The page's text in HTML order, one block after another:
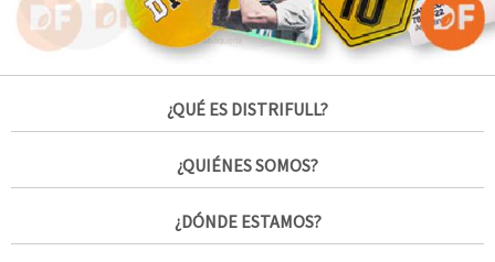
¿QUÉ ES DISTRIFULL?
¿QUIÉNES SOMOS?
¿DÓNDE ESTAMOS?